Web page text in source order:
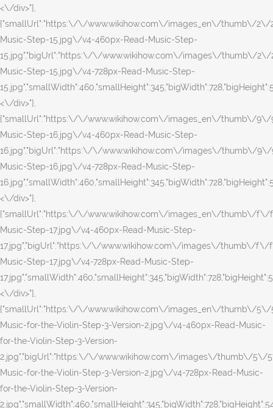
<\/div>"},
{"smallUrl":"https:\/\/www.wikihow.com\/images_en\/thumb\/
Music-Step-15.jpg\/v4-460px-Read-Music-Step-
15.jpg","bigUrl":"https:\/\/www.wikihow.com\/images\/thumb\/
Music-Step-15.jpg\/v4-728px-Read-Music-Step-
<\/div>"},
{"smallUrl":"https:\/\/www.wikihow.com\/images_en\/thumb\/
Music-Step-16.jpg\/v4-460px-Read-Music-Step-
16.jpg","bigUrl":"https:\/\/www.wikihow.com\/images\/thumb\/
Music-Step-16.jpg\/v4-728px-Read-Music-Step-
<\/div>"},
{"smallUrl":"https:\/\/www.wikihow.com\/images_en\/thumb\/f\/
Music-Step-17.jpg\/v4-460px-Read-Music-Step-
17.jpg","bigUrl":"https:\/\/www.wikihow.com\/images\/thumb\/f\/
Music-Step-17.jpg\/v4-728px-Read-Music-Step-
<\/div>"},
{"smallUrl":"https:\/\/www.wikihow.com\/images_en\/thumb\/
Music-for-the-Violin-Step-3-Version-2.jpg\/v4-460px-Read-Music-
for-the-Violin-Step-3-Version-
2.jpg","bigUrl":"https:\/\/www.wikihow.com\/images\/thumb\/5\/
Music-for-the-Violin-Step-3-Version-2.jpg\/v4-728px-Read-Music-
for-the-Violin-Step-3-Version-